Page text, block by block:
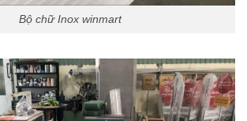
Bộ chữ Inox winmart